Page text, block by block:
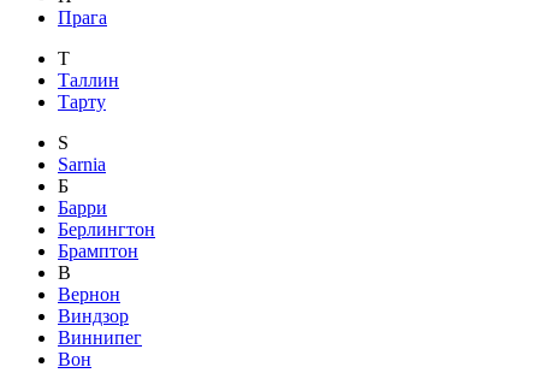
Прага
Т
Таллин
Тарту
S
Sarnia
Б
Барри
Берлингтон
Брамптон
В
Вернон
Виндзор
Виннипег
Вон